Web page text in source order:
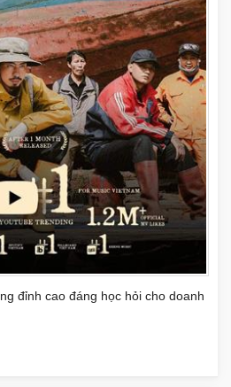
đỉnh cao đáng học hỏi cho doanh